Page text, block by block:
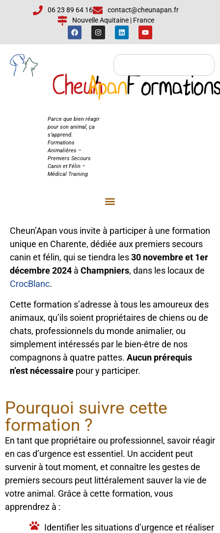
06 23 89 64 16
contact@cheunapan.fr
Nouvelle Aquitaine | France
Cheun
'
Apan
Parce que bien réagir
pour son animal, ça
s’apprend.
Formations
Animalières –
Premiers Secours
Canin et Félin –
Médical Training
Cheun’Apan vous invite à participer à une formation
unique en Charente, dédiée aux premiers secours
canin et félin, qui se tiendra les30 novembre et 1er
décembre 2024 à Champniers, dans les locaux de
CrocBlanc.
Cette formation s’adresse à tous les amoureux des
animaux, qu’ils soient propriétaires de chiens ou de
chats, professionnels du monde animalier, ou
simplement intéressés par le bien-être de nos
compagnons à quatre pattes. Aucun prérequis
n’est nécessaire pour y participer.
Pourquoi suivre cette
formation ?
En tant que propriétaire ou professionnel, savoir réagir
en cas d’urgence est essentiel. Un accident peut
survenir à tout moment, et connaître les gestes de
premiers secours peut littéralement sauver la vie de
votre animal. Grâce à cette formation, vous
apprendrez à :
Identifier les situations d’urgence et réaliser